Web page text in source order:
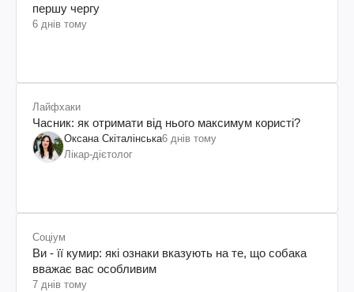
першу чергу
6 днів тому
Лайфхаки
Часник: як отримати від нього максимум користі?
Оксана Скіталінська6 днів тому
Лікар-дієтолог
Соціум
Ви - її кумир: які ознаки вказують на те, що собака
вважає вас особливим
7 днів тому